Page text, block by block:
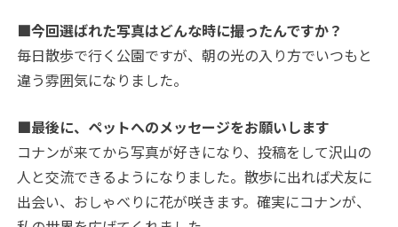
■今回選ばれた写真はどんな時に撮ったんですか？
毎日散歩で行く公園ですが、朝の光の入り方でいつもと
違う雰囲気になりました。
■最後に、ペットへのメッセージをお願いします
コナンが来てから写真が好きになり、投稿をして沢山の
人と交流できるようになりました。散歩に出れば犬友に
出会い、おしゃべりに花が咲きます。確実にコナンが、